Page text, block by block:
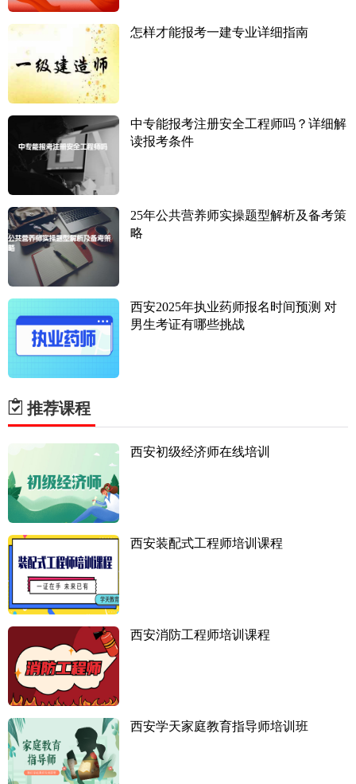
怎样才能报考一建专业详细指南
中专能报考注册安全工程师吗？详细解
读报考条件
25年公共营养师实操题型解析及备考策
略
西安2025年执业药师报名时间预测 对
男生考证有哪些挑战
推荐课程
西安初级经济师在线培训
西安装配式工程师培训课程
西安消防工程师培训课程
西安学天家庭教育指导师培训班